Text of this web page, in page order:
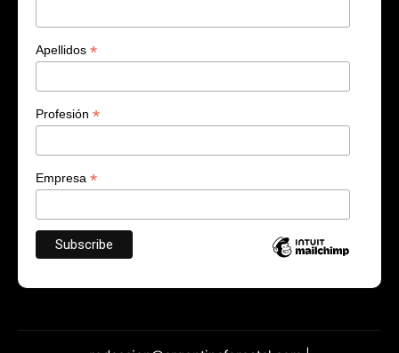
Apellidos *
Profesión *
Empresa *